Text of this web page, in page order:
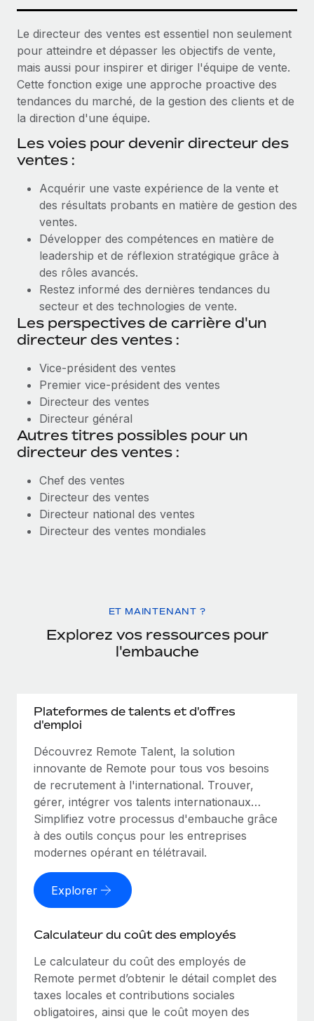
Le directeur des ventes est essentiel non seulement
pour atteindre et dépasser les objectifs de vente,
mais aussi pour inspirer et diriger l'équipe de vente.
Cette fonction exige une approche proactive des
tendances du marché, de la gestion des clients et de
la direction d'une équipe.
Les voies pour devenir directeur des
ventes :
Acquérir une vaste expérience de la vente et
des résultats probants en matière de gestion des
ventes.
Développer des compétences en matière de
leadership et de réflexion stratégique grâce à
des rôles avancés.
Restez informé des dernières tendances du
secteur et des technologies de vente.
Les perspectives de carrière d'un
directeur des ventes :
Vice-président des ventes
Premier vice-président des ventes
Directeur des ventes
Directeur général
Autres titres possibles pour un
directeur des ventes :
Chef des ventes
Directeur des ventes
Directeur national des ventes
Directeur des ventes mondiales
ET MAINTENANT ?
Explorez vos ressources pour
l'embauche
Plateformes de talents et d'offres
d'emploi
Découvrez Remote Talent, la solution
innovante de Remote pour tous vos besoins
de recrutement à l'international. Trouver,
gérer, intégrer vos talents internationaux…
Simplifiez votre processus d'embauche grâce
à des outils conçus pour les entreprises
modernes opérant en télétravail.
Explorer
Calculateur du coût des employés
Le calculateur du coût des employés de
Remote permet d’obtenir le détail complet des
taxes locales et contributions sociales
obligatoires, ainsi que le coût moyen des